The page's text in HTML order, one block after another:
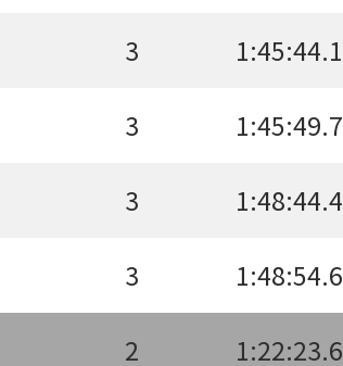
3 1:45:44.1
3 1:45:49.7
3 1:48:44.4
3 1:48:54.6
2 1:22:23.6